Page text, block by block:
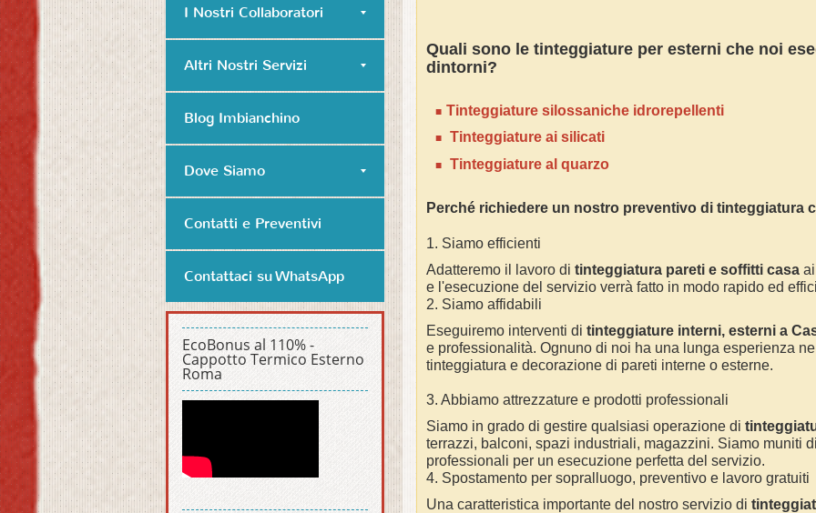
Quali sono le tinteggiature per esterni che noi
dintorni?
Tinteggiature silossaniche idrorepellenti
Tinteggiature ai silicati
Tinteggiature al quarzo
Perché richiedere un nostro preventivo di tinteggiatura
1. Siamo efficienti
Adatteremo il lavoro di tinteggiatura pareti e soffitti casa
e l'esecuzione del servizio verrà fatto in modo rapido ed
2. Siamo affidabili
Eseguiremo interventi di tinteggiature interni, esterni a
e professionalità. Ognuno di noi ha una lunga esperienza
tinteggiatura e decorazione di pareti interne o esterne.
3. Abbiamo attrezzature e prodotti professionali
Siamo in grado di gestire qualsiasi operazione di
terrazzi, balconi, spazi industriali, magazzini. Siamo muniti
professionali per un esecuzione perfetta del servizio.
4. Spostamento per sopralluogo, preventivo e lavoro gratuiti
Una caratteristica importante del nostro servizio di
I Nostri Collaboratori
Altri Nostri Servizi
Blog Imbianchino
Dove Siamo
Contatti e Preventivi
Contattaci su WhatsApp
EcoBonus al 110% -
Cappotto Termico Esterno
Roma